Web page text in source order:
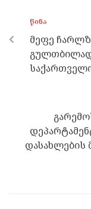
o
o
k
ᲬᲘᲜᲐ
მეფე
დასახლების